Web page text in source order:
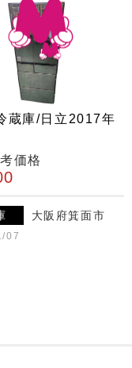
蔵庫/日立2017年
価格
大阪府箕面市
07